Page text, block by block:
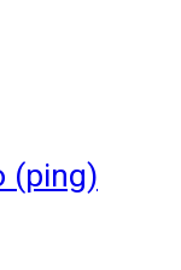
(ping)